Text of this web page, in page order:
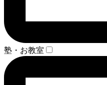
塾・お教室